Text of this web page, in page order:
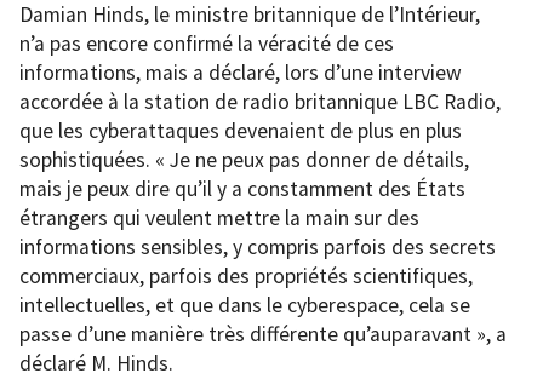
Damian Hinds, le ministre britannique de l’Intérieur,
n’a pas encore confirmé la véracité de ces
informations, mais a déclaré, lors d’une interview
accordée à la station de radio britannique LBC Radio,
que les cyberattaques devenaient de plus en plus
sophistiquées. « Je ne peux pas donner de détails,
mais je peux dire qu’il y a constamment des États
étrangers qui veulent mettre la main sur des
informations sensibles, y compris parfois des secrets
commerciaux, parfois des propriétés scientifiques,
intellectuelles, et que dans le cyberespace, cela se
passe d’une manière très différente qu’auparavant », a
déclaré M. Hinds.